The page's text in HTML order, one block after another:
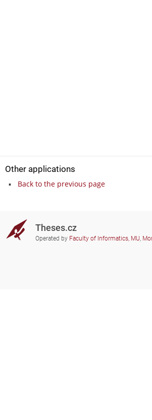
Other applications
Back to the previous page
Theses.cz
Operated by Faculty of Informatics, MU,